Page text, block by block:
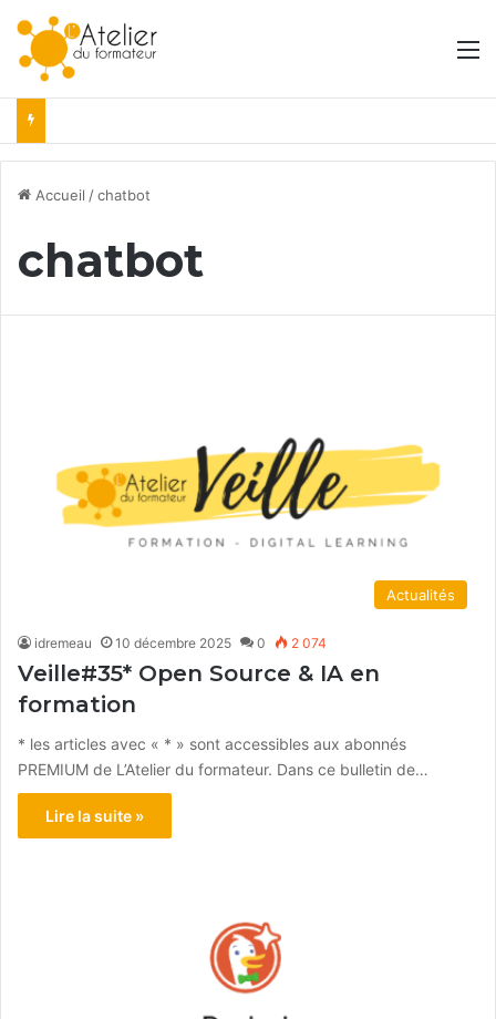
Accueil /chatbot
chatbot
Actualités
idremeau 10 décembre 2025 0 2 074
Veille#35* Open Source & IA en
formation
* les articles avec « * » sont accessibles aux abonnés
PREMIUM de L’Atelier du formateur. Dans ce bulletin de…
Lire la suite »